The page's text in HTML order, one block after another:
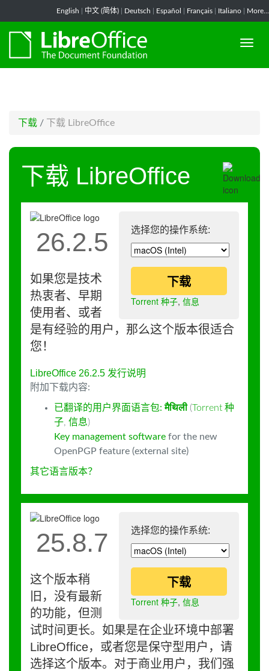
English 中文 (简体) Deutsch Español Français Italiano More...
下载 / 下载 LibreOffice
下载 LibreOffice
选择您的操作系统:
下载
Torrent 种子, 信息
26.2.5
如果您是技术
热衷者、早期
使用者、或者
是有经验的用户，那么这个版本很适合
您！
LibreOffice 26.2.5 发行说明
附加下载内容:
已翻译的用户界面语言包:मैथिली (Torrent 种
子, 信息)
Key management software for the new
OpenPGP feature (external site)
其它语言版本？
选择您的操作系统:
下载
Torrent 种子, 信息
25.8.7
这个版本稍
旧，没有最新
的功能，但测
试时间更长。如果是在企业环境中部署
LibreOffice，或者您是保守型用户，请
选择这个版本。对于商业用户，我们强